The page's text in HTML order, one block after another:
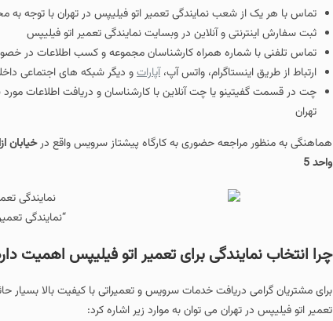
تماس با هر یک از شعب نمایندگی تعمیر اتو فیلیپس در تهران با توجه به
ثبت سفارش اینترنتی و آنلاین در وبسایت نمایندگی تعمیر اتو فیلیپس
تماس تلفنی با شماره همراه کارشناسان مجموعه و کسب اطلاعات در
ارتباط از طریق اینستاگرام، واتس آپ،آپاراتو دیگر شبکه های اجتماعی
چت در قسمت گفیتینو یا چت آنلاین با کارشناسان و دریافت اطلاعات
تهران
هماهنگی به منظور مراجعه حضوری به کارگاه پیشتاز سرویس واقع درخیابان
واحد 5
“نمایندگی
چرا انتخاب نمایندگی برای تعمیر اتو فیلیپس اهمیت
برای مشتریان گرامی دریافت خدمات سرویس و تعمیراتی با کیفیت بالا بسیار
تعمیر اتو فیلیپس در تهران می توان به موارد زیر اشاره کرد: